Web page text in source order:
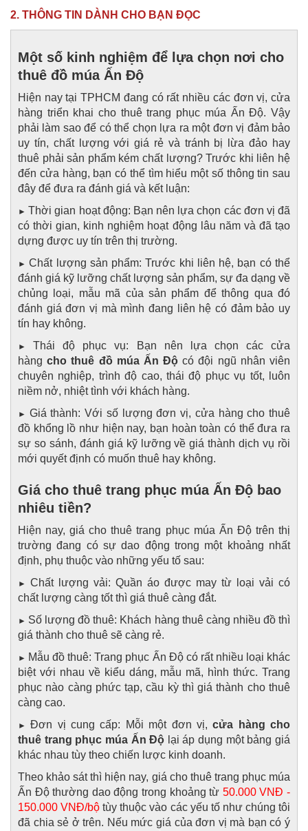
2. THÔNG TIN DÀNH CHO BẠN ĐỌC
Một số kinh nghiệm để lựa chọn nơi cho
thuê đồ múa Ấn Độ
Hiện nay tại TPHCM đang có rất nhiều các đơn vị, cửa
hàng triển khai cho thuê trang phục múa Ấn Độ. Vậy
phải làm sao để có thể chọn lựa ra một đơn vị đảm bảo
uy tín, chất lượng với giá rẻ và tránh bị lừa đảo hay
thuê phải sản phẩm kém chất lượng? Trước khi liên hệ
đến cửa hàng, bạn có thể tìm hiểu một số thông tin sau
đây để đưa ra đánh giá và kết luận:
► Thời gian hoạt động: Bạn nên lựa chọn các đơn vị đã
có thời gian, kinh nghiệm hoạt động lâu năm và đã tạo
dựng được uy tín trên thị trường.
►Chất lượng sản phẩm: Trước khi liên hệ, bạn có thể
đánh giá kỹ lưỡng chất lượng sản phẩm, sự đa dạng về
chủng loại, mẫu mã của sản phẩm để thông qua đó
đánh giá đơn vị mà mình đang liên hệ có đảm bảo uy
tín hay không.
► Thái độ phục vụ: Bạn nên lựa chọn các cửa
hàngcho thuê đồ múa Ấn Độ có đội ngũ nhân viên
chuyên nghiệp, trình độ cao, thái độ phục vụ tốt, luôn
niềm nở, nhiệt tình với khách hàng.
► Giá thành: Với số lượng đơn vị, cửa hàng cho thuê
đồ khổng lồ như hiện nay, bạn hoàn toàn có thể đưa ra
sự so sánh, đánh giá kỹ lưỡng về giá thành dịch vụ rồi
mới quyết định có muốn thuê hay không.
Giá cho thuê trang phục múa Ấn Độ bao
nhiêu tiền?
Hiện nay, giá cho thuê trang phục múa Ấn Độ trên thị
trường đang có sự dao động trong một khoảng nhất
định, phụ thuộc vào những yếu tố sau:
► Chất lượng vải: Quần áo được may từ loại vải có
chất lượng càng tốt thì giá thuê càng đắt.
► Số lượng đồ thuê: Khách hàng thuê càng nhiều đồ thì
giá thành cho thuê sẽ càng rẻ.
► Mẫu đồ thuê: Trang phục Ấn Độ có rất nhiều loại khác
biệt với nhau về kiểu dáng, mẫu mã, hình thức. Trang
phục nào càng phức tạp, cầu kỳ thì giá thành cho thuê
càng cao.
►Đơn vị cung cấp: Mỗi một đơn vị,cửa hàng cho
thuê trang phục múa Ấn Độ lại áp dụng một bảng giá
khác nhau tùy theo chiến lược kinh doanh.
Theo khảo sát thì hiện nay, giá cho thuê trang phục múa
Ấn Độ thường dao động trong khoảng từ 50.000 VNĐ -
150.000 VNĐ/bộ tùy thuộc vào các yếu tố như chúng tôi
đã chia sẻ ở trên. Nếu mức giá của đơn vị mà bạn có ý